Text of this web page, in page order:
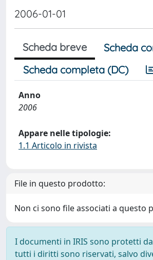
2006-01-01
Scheda breve
Scheda
Scheda completa (DC)
Anno
2006
Appare nelle tipologie:
1.1 Articolo in rivista
File in questo prodotto:
Non ci sono file associati a questo
I documenti in IRIS sono protetti
tutti i diritti sono riservati, salvo